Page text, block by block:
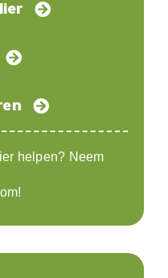
helpen? Neem